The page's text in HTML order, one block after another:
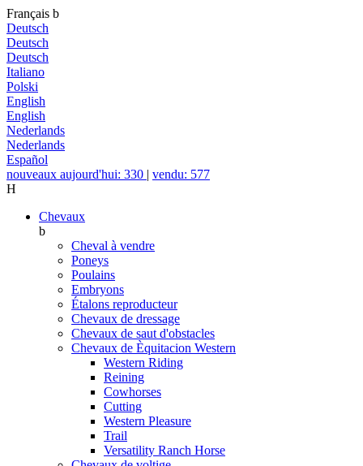
Français b
Deutsch
Deutsch
Deutsch
Italiano
Polski
English
English
Nederlands
Nederlands
Español
nouveaux aujourd'hui: 330 | vendu: 577
H
Chevaux
b
Cheval à vendre
Poneys
Poulains
Embryons
Étalons reproducteur
Chevaux de dressage
Chevaux de saut d'obstacles
Chevaux de Èquitacion Western
Western Riding
Reining
Cowhorses
Cutting
Western Pleasure
Trail
Versatility Ranch Horse